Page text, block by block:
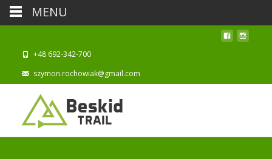
+48 692-342-700
szymon.rochowiak@gmail.com
MENU